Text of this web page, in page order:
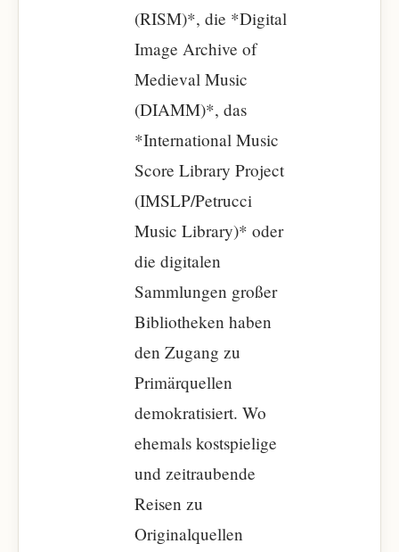
(RISM)*, die *Digital
Image Archive of
Medieval Music
(DIAMM)*, das
*International Music
Score Library Project
(IMSLP/Petrucci
Music Library)* oder
die digitalen
Sammlungen großer
Bibliotheken haben
den Zugang zu
Primärquellen
demokratisiert. Wo
ehemals kostspielige
und zeitraubende
Reisen zu
Originalquellen